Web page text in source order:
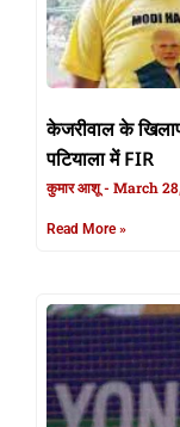
केजरीवाल के
पटियाला में FIR
कुमार आशू March
Read More »